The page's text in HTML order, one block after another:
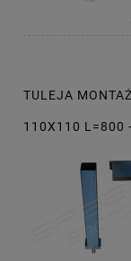
TULEJA
110X110 L=800